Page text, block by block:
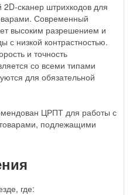
сканер штрихкодов для
Современный
высоким разрешением и
с низкой контрастностью.
и точность
со всеми типами
для обязательной
ЦРПТ для работы с
подлежащими
где: